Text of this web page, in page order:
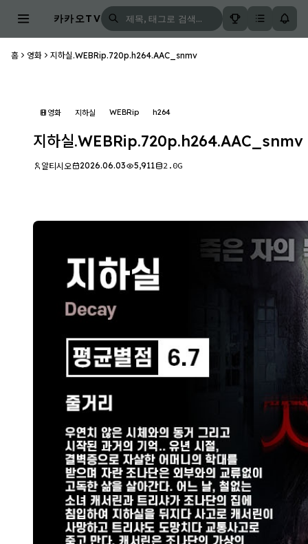
카카오TV
홈 영화 지하실.WEBRip.720p.h264.AAC_snmv
영화 지하실 WEBRip h264
지하실.WEBRip.720p.h264.AAC_snmv
알티시오 2026.06.03 5,911 2.0G